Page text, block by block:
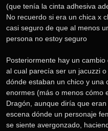
(que tenía la cinta adhesiva
No recuerdo si era un chica x
casi seguro de que al menos
persona no estoy seguro
Posteriormente hay un
al cual parecía ser un jacuzzi
dónde estaban un chico y una
enormes (más o menos cómo
Dragón, aunque diría que
escena dónde un personaje
se siente avergonzado,